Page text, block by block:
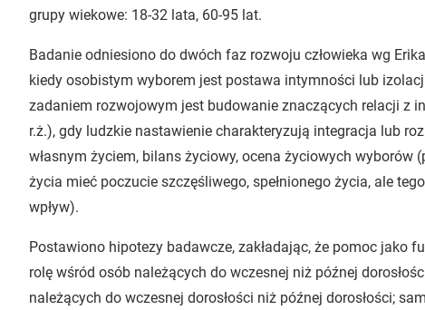
grupy wiekowe: 18-32 lata, 60-95 lat.
Badanie odniesiono do dwóch faz rozwoju człowieka wg
kiedy osobistym wyborem jest postawa intymności lub
zadaniem rozwojowym jest budowanie znaczących relacji z
r.ż.), gdy ludzkie nastawienie charakteryzują integracja lub
własnym życiem, bilans życiowy, ocena życiowych wyborów
życia mieć poczucie szczęśliwego, spełnionego życia, ale
wpływ).
Postawiono hipotezy badawcze, zakładając, że pomoc jako
rolę wśród osób należących do wczesnej niż późnej
należących do wczesnej dorosłości niż późnej dorosłości;